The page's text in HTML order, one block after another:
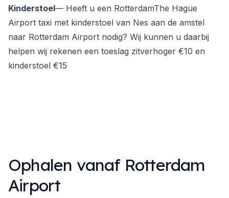
Kinderstoel— Heeft u een RotterdamThe Hague
Airport taxi met kinderstoel van Nes aan de amstel
naar Rotterdam Airport nodig? Wij kunnen u daarbij
helpen wij rekenen een toeslag zitverhoger €10 en
kinderstoel €15
Ophalen vanaf Rotterdam
Airport